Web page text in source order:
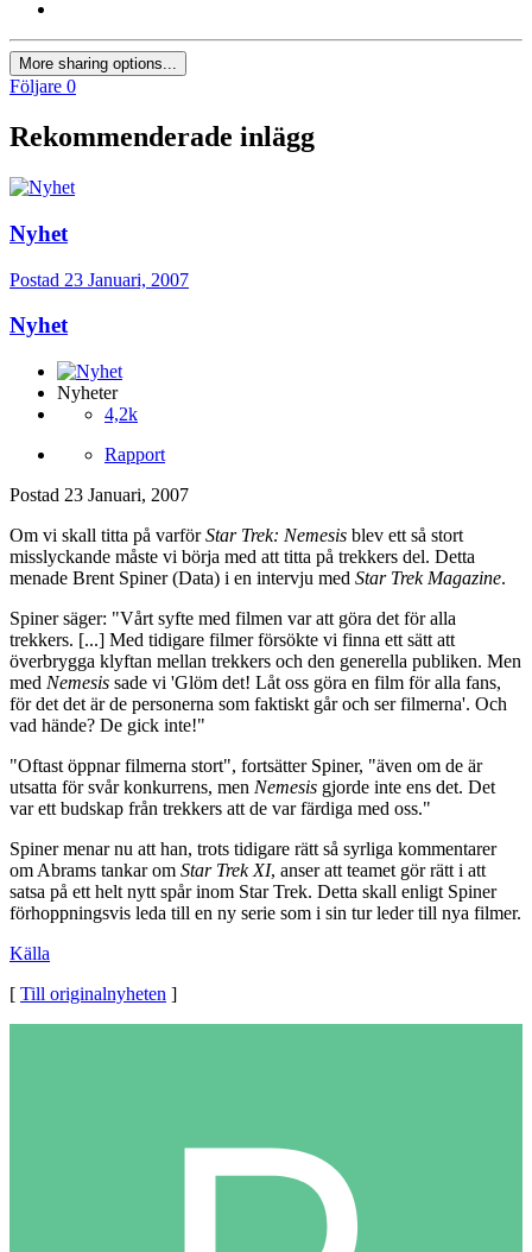
More sharing options...
Följare 0
Rekommenderade inlägg
Nyhet
Postad 23 Januari, 2007
Nyhet
Nyheter
4,2k
Rapport
Postad 23 Januari, 2007
Om vi skall titta på varförStar Trek: Nemesis blev ett så stort
misslyckande måste vi börja med att titta på trekkers del. Detta
menade Brent Spiner (Data) i en intervju med Star Trek Magazine.
Spiner säger: "Vårt syfte med filmen var att göra det för alla
trekkers. [...] Med tidigare filmer försökte vi finna ett sätt att
överbrygga klyftan mellan trekkers och den generella publiken. Men
med Nemesis sade vi 'Glöm det! Låt oss göra en film för alla fans,
för det det är de personerna som faktiskt går och ser filmerna'. Och
vad hände? De gick inte!"
"Oftast öppnar filmerna stort", fortsätter Spiner, "även om de är
utsatta för svår konkurrens, men Nemesis gjorde inte ens det. Det
var ett budskap från trekkers att de var färdiga med oss."
Spiner menar nu att han, trots tidigare rätt så syrliga kommentarer
om Abrams tankar om Star Trek XI, anser att teamet gör rätt i att
satsa på ett helt nytt spår inom Star Trek. Detta skall enligt Spiner
förhoppningsvis leda till en ny serie som i sin tur leder till nya filmer.
Källa
[ Till originalnyheten ]